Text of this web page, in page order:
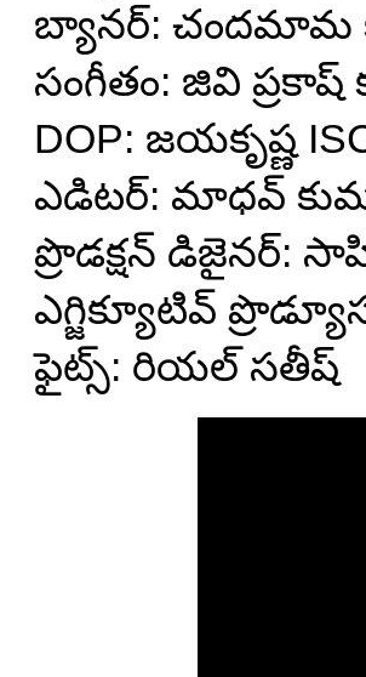
బ్యానర్: చందమామ
సంగీతం: జివి
DOP: జయకృష్ణ
ఎడిటర్: మాధవ్
ప్రొడక్షన్ డిజైనర్:
ఎగ్జిక్యూటివ్
ఫైట్స్: రియల్ సతీష్